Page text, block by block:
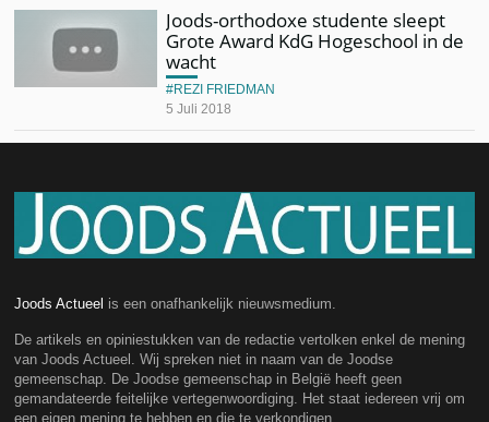
Joods-orthodoxe studente sleept
Grote Award KdG Hogeschool in de
wacht
5 Juli 2018
REZI FRIEDMAN
Joods Actueel is een onafhankelijk nieuwsmedium.
De artikels en opiniestukken van de redactie vertolken enkel de mening
van Joods Actueel. Wij spreken niet in naam van de Joodse
gemeenschap. De Joodse gemeenschap in België heeft geen
gemandateerde feitelijke vertegenwoordiging. Het staat iedereen vrij om
een eigen mening te hebben en die te verkondigen.